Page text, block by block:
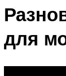
для